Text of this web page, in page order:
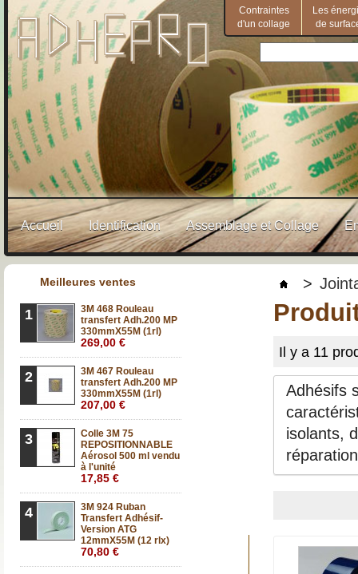
Contraintes
d'un collage
Les
de
Accueil Identification Assemblage et Collage
Meilleures ventes
1
3M 468 Rouleau
transfert Adh.200 MP
330mmX55M (1rl)
269,00 €
2
3M 467 Rouleau
transfert Adh.200 MP
330mmX55M (1rl)
207,00 €
3
Colle 3M 75
REPOSITIONNABLE
Aérosol 500 ml vendu
à l'unité
17,85 €
4
3M 924 Ruban
Transfert Adhésif-
Version ATG
12mmX55M (12 rlx)
70,80 €
>
Il y a 11
Adhésifs
isolants,